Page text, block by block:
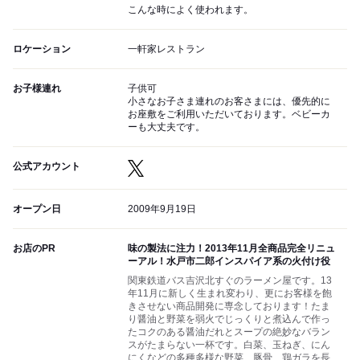
こんな時によく使われます。
ロケーション 一軒家レストラン
お子様連れ
子供可
小さなお子さま連れのお客さまには、優先的に
お座敷をご利用いただいております。ベビーカ
ーも大丈夫です。
公式アカウント
オープン日 2009年9月19日
お店のPR
味の製法に注力！2013年11月全商品完全リニュ
ーアル！水戸市二郎インスパイア系の火付け役
関東鉄道バス吉沢北すぐのラーメン屋です。13
年11月に新しく生まれ変わり、更にお客様を飽
きさせない商品開発に専念しております！たま
り醤油と野菜を弱火でじっくりと煮込んで作っ
たコクのある醤油だれとスープの絶妙なバラン
スがたまらない一杯です。白菜、玉ねぎ、にん